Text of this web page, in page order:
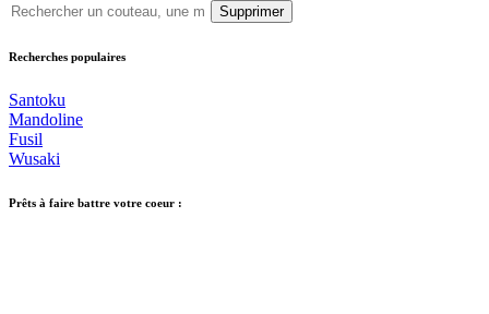
Supprimer
Recherches populaires
Santoku
Mandoline
Fusil
Wusaki
Prêts à faire battre votre coeur :